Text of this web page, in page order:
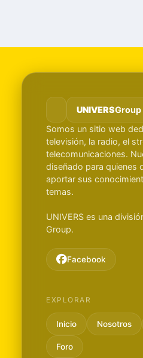
UNIVERSGroup
Somos un sitio web
televisión, la radio, el
telecomunicaciones.
diseñado para quienes
aportar sus
temas.
UNIVERS es una
Group.
Facebook
EXPLORAR
Inicio Nosotros
Foro